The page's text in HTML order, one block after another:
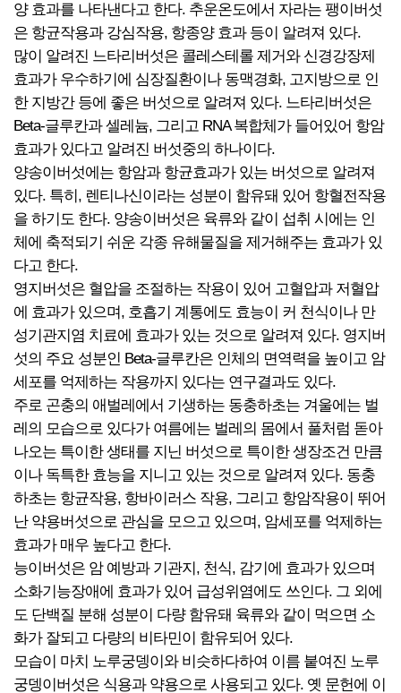
양 효과를 나타낸다고 한다. 추운온도에서 자라는 팽이버섯
은 항균작용과 강심작용, 항종양 효과 등이 알려져 있다.
많이 알려진 느타리버섯은 콜레스테롤 제거와 신경강장제
효과가 우수하기에 심장질환이나 동맥경화, 고지방으로 인
한 지방간 등에 좋은 버섯으로 알려져 있다. 느타리버섯은
Beta-글루칸과 셀레늄, 그리고 RNA 복합체가 들어있어 항암
효과가 있다고 알려진 버섯중의 하나이다.
양송이버섯에는 항암과 항균효과가 있는 버섯으로 알려져
있다. 특히, 렌티나신이라는 성분이 함유돼 있어 항혈전작용
을 하기도 한다. 양송이버섯은 육류와 같이 섭취 시에는 인
체에 축적되기 쉬운 각종 유해물질을 제거해주는 효과가 있
다고 한다.
영지버섯은 혈압을 조절하는 작용이 있어 고혈압과 저혈압
에 효과가 있으며, 호흡기 계통에도 효능이 커 천식이나 만
성기관지염 치료에 효과가 있는 것으로 알려져 있다. 영지버
섯의 주요 성분인 Beta-글루칸은 인체의 면역력을 높이고 암
세포를 억제하는 작용까지 있다는 연구결과도 있다.
주로 곤충의 애벌레에서 기생하는 동충하초는 겨울에는 벌
레의 모습으로 있다가 여름에는 벌레의 몸에서 풀처럼 돋아
나오는 특이한 생태를 지닌 버섯으로 특이한 생장조건 만큼
이나 독특한 효능을 지니고 있는 것으로 알려져 있다. 동충
하초는 항균작용, 항바이러스 작용, 그리고 항암작용이 뛰어
난 약용버섯으로 관심을 모으고 있으며, 암세포를 억제하는
효과가 매우 높다고 한다.
능이버섯은 암 예방과 기관지, 천식, 감기에 효과가 있으며
소화기능장애에 효과가 있어 급성위염에도 쓰인다. 그 외에
도 단백질 분해 성분이 다량 함유돼 육류와 같이 먹으면 소
화가 잘되고 다량의 비타민이 함유되어 있다.
모습이 마치 노루궁뎅이와 비슷하다하여 이름 붙여진 노루
궁뎅이버섯은 식용과 약용으로 사용되고 있다. 옛 문헌에 이